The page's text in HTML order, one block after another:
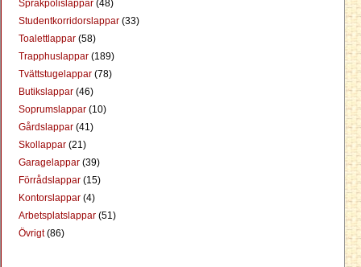
Språkpolislappar (48)
Studentkorridorslappar (33)
Toalettlappar (58)
Trapphuslappar (189)
Tvättstugelappar (78)
Butikslappar (46)
Soprumslappar (10)
Gårdslappar (41)
Skollappar (21)
Garagelappar (39)
Förrådslappar (15)
Kontorslappar (4)
Arbetsplatslappar (51)
Övrigt(86)